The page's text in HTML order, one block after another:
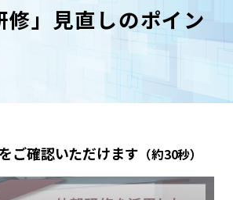
修」見直しのポイン
ご確認いただけます （約30秒）